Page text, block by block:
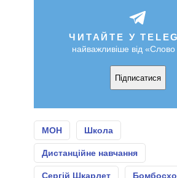
ЧИТАЙТЕ У
найважливіше від «Слово
Підписатися
МОН Школа
Дистанційне навчання
Сергій Шкарлет